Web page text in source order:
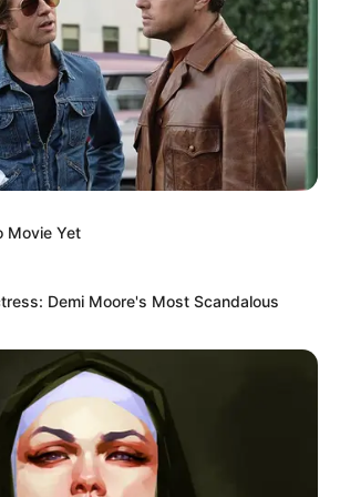
contando
con una inversión superior
y generará el equivalente al
de más de 33 mil familias.
El presidente Iván Duque entregó 86
la ruta del sol III
Movie Yet
Demi Moore's Most Scandalous